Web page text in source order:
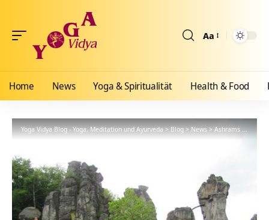
Aa
Home News Yoga & Spiritualität Health & Food
Yoga Vidya Blog - Yoga, Meditation und Ayurveda>Blog>News>Ashrams> Bad